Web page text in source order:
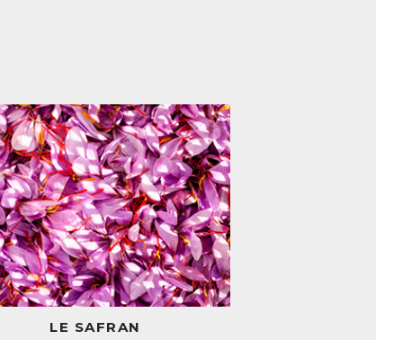
déclenche l’élimination de la
l’hormone folliculo-stimulante FSH,
liquide contenant le futur ovule) dans
libéré l’ovule se transforme en corps
renforcer la muqueuse utérine en
chutent à nouveau,
de troubles fréquents et parfois
dysménorrhées. Ces douleurs se
l’abdomen) d’intensités variables.
Elles sont liées à une production
sont produites en excès, les
LE SAFRAN